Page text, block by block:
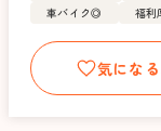
車バイク◎
福
気にな